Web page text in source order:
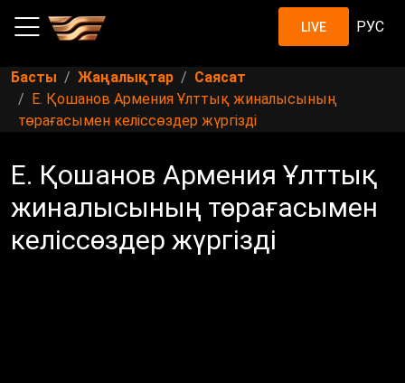
LIVE РУС
Басты Жаңалықтар
Саясат
Е. Қошанов Армения Ұлттық жиналысының
төрағасымен келіссөздер жүргізді
Е. Қошанов Армения Ұлттық
жиналысының төрағасымен
келіссөздер жүргізді